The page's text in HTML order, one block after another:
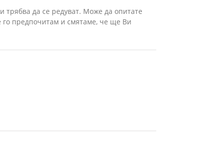
трябва да се редуват. Може да опитате
го предпочитам и смятаме, че ще Ви